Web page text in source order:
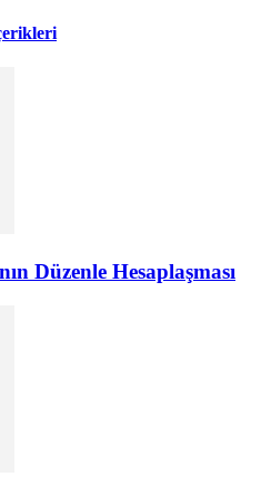
Düzenle Hesaplaşması